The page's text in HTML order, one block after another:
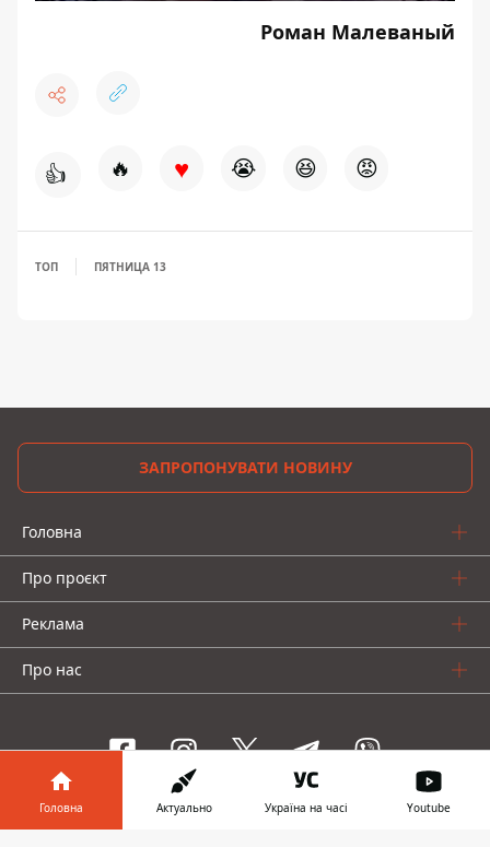
Роман Малеваный
👍 🔥 ♥ 😭 😆 😡
ТОП ПЯТНИЦА 13
ЗАПРОПОНУВАТИ НОВИНУ
Головна
Про проєкт
Реклама
Про нас
Інформатор проекти
Головна Актуально Україна на часі Youtube